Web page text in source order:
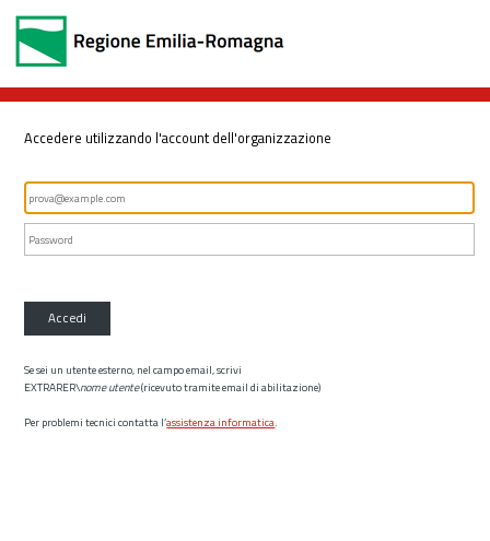
Accedere utilizzando l'account dell'organizzazione
Accedi
Se sei un utente esterno, nel campo email, scrivi
EXTRARER\nome utente(ricevuto tramite email di abilitazione)
Per problemi tecnici contatta l’assistenza informatica.